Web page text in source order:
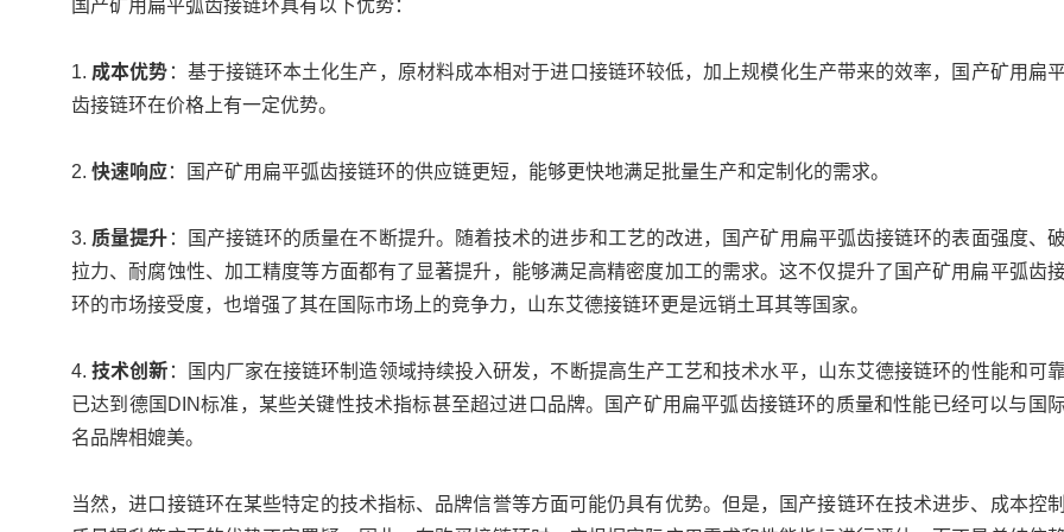
国产矿用扁平弧齿接链环具有以下优势：
1. 成本优势 ：基于接链环本土化生产，原材料成本相对于进口接链环较低，加上规模化生产带来的效率，国产矿用扁
齿接链环在价格上有一定优势。
2. 快速响应：国产矿用扁平弧齿接链环的供应链更短，能够更快地满足批量生产和定制化的需求。
3. 质量提升 ：国产接链环的质量在不断提升。随着技术的进步和工艺的改进，国产矿用扁平弧齿接链环的表面强度、
拉力、耐腐蚀性、加工精度等方面都有了显著提升，能够满足高精密度加工的需求。这不仅提升了国产矿用扁平弧齿
环的市场接受度，也增强了其在国际市场上的竞争力，山东艾德接链环更是远销土耳其等国家。
4.技术创新 ：国内厂家在接链环制造领域持续投入研发，不断提高生产工艺和技术水平，山东艾德接链环的性能和可
已达到德国DIN标准，某些关键性技术指标甚至超过进口品牌。国产矿用扁平弧齿接链环的质量和性能已经可以与国
名品牌相媲美。
当然，进口接链环在某些特定的技术指标、品牌信誉等方面可能仍具有优势。但是，国产接链环在技术进步、成本控